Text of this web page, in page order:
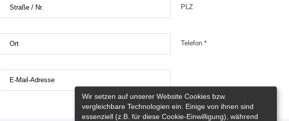
PLZ
Telefon *
Wir setzen auf unserer Website Cookies bzw.
vergleichbare Technologien ein. Einige von ihnen sind
essenziell (z.B. für diese Cookie-Einwilligung), während